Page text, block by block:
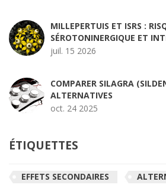
MILLEPERTUIS ET ISRS :
SÉROTONINERGIQUE ET
MORTELLES
juil. 15 2026
COMPARER SILAGRA
ALTERNATIVES
oct. 24 2025
ÉTIQUETTES
EFFETS SECONDAIRES